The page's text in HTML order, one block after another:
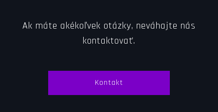
Ak máte akékoľvek otázky, neváhajte nás
kontaktovať.
Kontakt